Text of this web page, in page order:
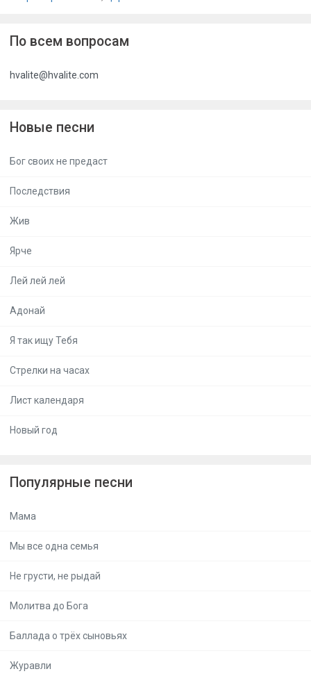
По всем вопросам
hvalite@hvalite.com
Новые песни
Бог своих не предаст
Последствия
Жив
Ярче
Лей лей лей
Адонай
Я так ищу Тебя
Стрелки на часах
Лист календаря
Новый год
Популярные песни
Мама
Мы все одна семья
Не грусти, не рыдай
Молитва до Бога
Баллада о трёх сыновьях
Журавли